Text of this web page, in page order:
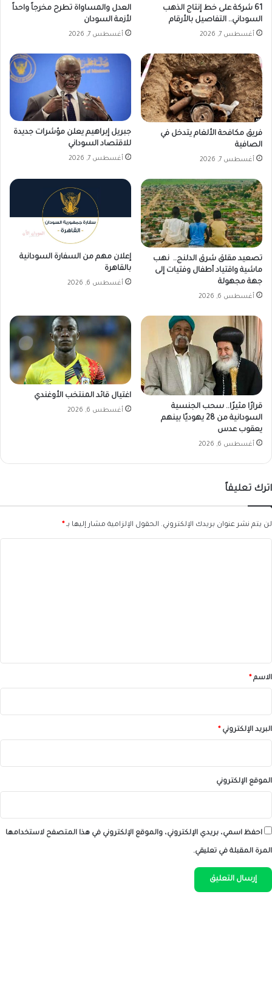
ل
ة
ع
ي
ه
ا
61 شركة على خط إنتاج الذهب
السوداني.. التفاصيل بالأرقام
أغسطس 7, 2026
العدل والمساواة تطرح مخرجاً واحداً
لأزمة السودان
أغسطس 7, 2026
فريق مكافحة الألغام يتدخل في
الصافية
أغسطس 7, 2026
جبريل إبراهيم يعلن مؤشرات جديدة
للاقتصاد السوداني
أغسطس 7, 2026
تصعيد مقلق شرق الدلنج.. نهب
ماشية واقتياد أطفال وفتيات إلى
جهة مجهولة
أغسطس 6, 2026
إعلان مهم من السفارة السودانية
بالقاهرة
أغسطس 6, 2026
قرارًا مثيرًا.. سحب الجنسية
السودانية من 28 يهوديًا بينهم
يعقوب عدس
أغسطس 6, 2026
اغتيال قائد المنتخب الأوغندي
أغسطس 6, 2026
اترك تعليقاً
لن يتم نشر عنوان بريدك الإلكتروني. الحقول الإلزامية مشار إليها بـ*
*الاسم*
البريد الإلكتروني*
الموقع الإلكتروني
احفظ اسمي، بريدي الإلكتروني، والموقع الإلكتروني في هذا المتصفح لاستخدامها
المرة المقبلة في تعليقي.